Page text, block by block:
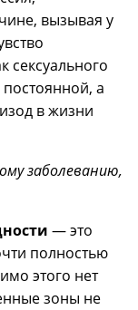
вызывая у
сексуального
а
в жизни
заболеванию,
— это
полностью
этого нет
зоны не